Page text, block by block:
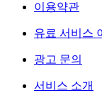
이용약관
유료 서비스
광고 문의
서비스 소개